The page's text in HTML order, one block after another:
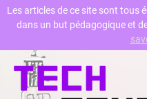
Skip
content
Les articles de ce site sont tous
dans un but pédagogique et